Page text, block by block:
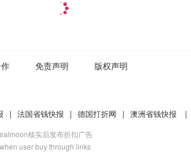
免责声明 版权声明
| 法国省钱快报 | 德国打折网 | 澳洲省钱快报 |
核实后发布折扣广告
user buy through links